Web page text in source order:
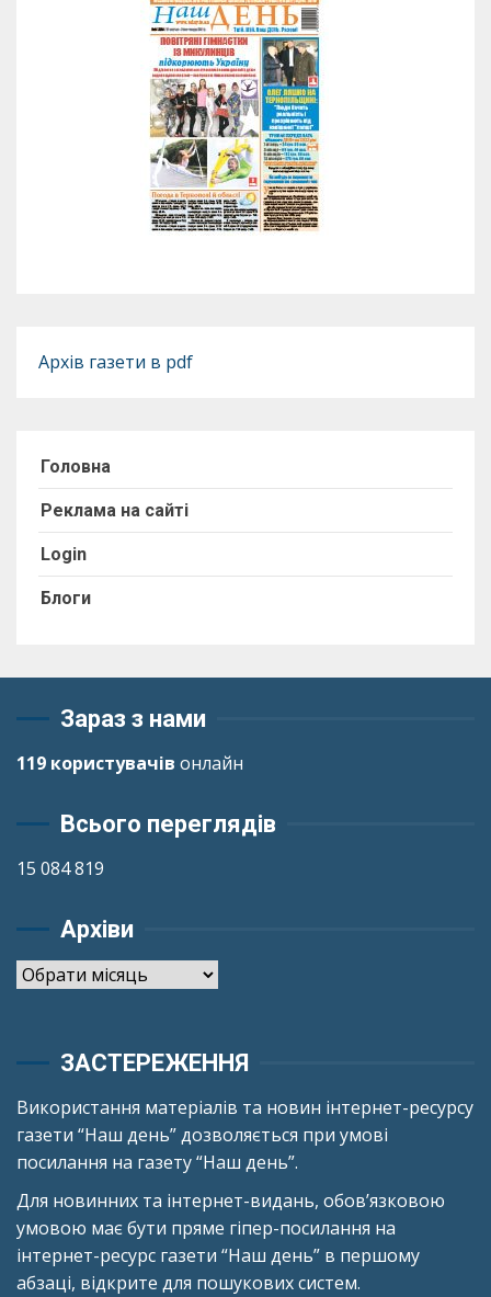
Архів газети в pdf
Головна
Реклама на сайті
Login
Блоги
Зараз з нами
119 користувачів онлайн
Всього переглядів
15 084 819
Архіви
Архіви
ЗАСТЕРЕЖЕННЯ
Використання матеріалів та новин інтернет-ресурсу
газети “Наш день” дозволяється при умові
посилання на газету “Наш день”.
Для новинних та інтернет-видань, обов’язковою
умовою має бути пряме гіпер-посилання на
інтернет-ресурс газети “Наш день” в першому
абзаці, відкрите для пошукових систем.